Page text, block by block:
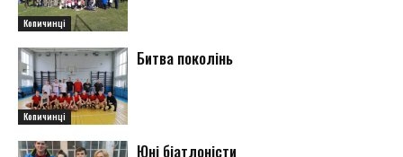
Копичинці
Копичинці
Битва поколінь
Юні біатлоністи